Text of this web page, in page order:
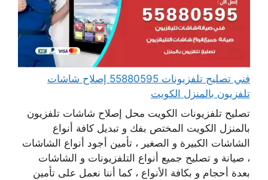
فني تصليح تلفزيونات 55880595 إصلاح شاشات
تلفزيون بالمنزل الكويت
تصليح تلفزيونات الكويت محل إصلاح شاشات تلفزيون
بالمنزل الكويت المختص بفك و تبديل كافة أنواع
الشاشات الكبيرة و الصغير ، تأمين أجود أنواع الشاشات
، صيانة و تصليح جميع أنواع التلفزيونات و الشاشات
بعدة أحجام و بكافة الأنواع ، كما أننا نعمل على تأمين